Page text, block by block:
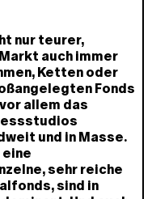
nur teurer,
auch immer
Ketten oder
Fonds
allem das
und in Masse.
eine
sehr reiche
sind in